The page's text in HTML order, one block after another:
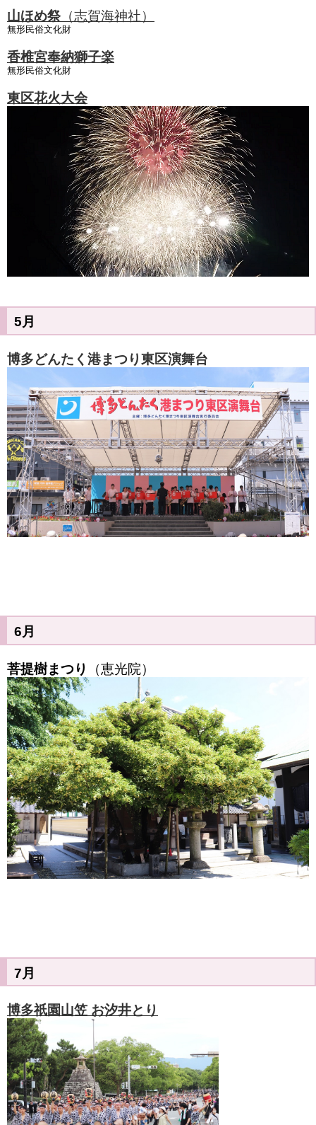
山ほめ祭（志賀海神社）
無形民俗文化財
香椎宮奉納獅子楽
無形民俗文化財
東区花火大会
5月
博多どんたく港まつり東区演舞台
6月
菩提樹まつり （恵光院）
7月
博多祇園山笠 お汐井とり